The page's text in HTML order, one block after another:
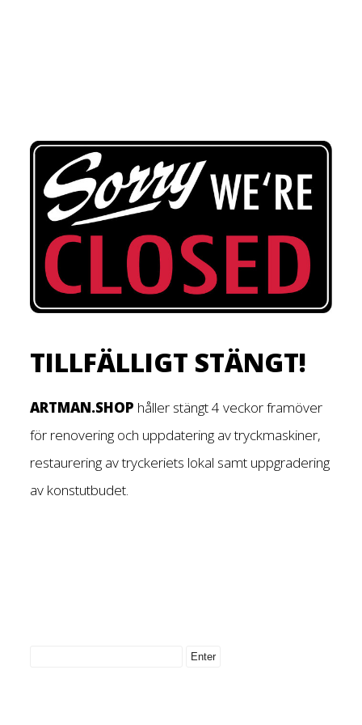
TILLFÄLLIGT STÄNGT!
ARTMAN.SHOP håller stängt 4 veckor framöver
för renovering och uppdatering av tryckmaskiner,
restaurering av tryckeriets lokal samt uppgradering
av konstutbudet.